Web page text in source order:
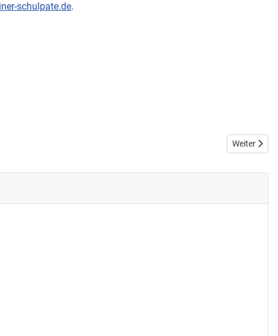
schulpate.de.
Nächster
Weiter